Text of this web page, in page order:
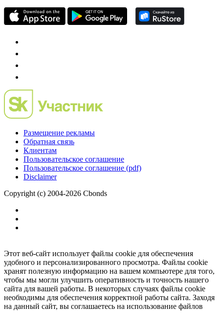
Размещение рекламы
Обратная связь
Клиентам
Пользовательское соглашение
Пользовательское соглашение (pdf)
Disclaimer
Copyright (c) 2004-2026 Cbonds
Этот веб-сайт использует файлы cookie для обеспечения
удобного и персонализированного просмотра. Файлы cookie
хранят полезную информацию на вашем компьютере для того,
чтобы мы могли улучшить оперативность и точность нашего
сайта для вашей работы. В некоторых случаях файлы cookie
необходимы для обеспечения корректной работы сайта. Заходя
на данный сайт, вы соглашаетесь на использование файлов